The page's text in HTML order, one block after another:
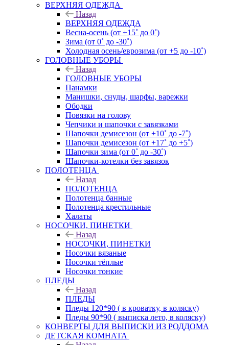
ВЕРХНЯЯ ОДЕЖДА
Назад
ВЕРХНЯЯ ОДЕЖДА
Весна-осень (от +15˚ до 0˚)
Зима (от 0˚ до -30˚)
Холодная осень/еврозима (от +5 до -10˚)
ГОЛОВНЫЕ УБОРЫ
Назад
ГОЛОВНЫЕ УБОРЫ
Панамки
Манишки, снуды, шарфы, варежки
Ободки
Повязки на голову
Чепчики и шапочки с завязками
Шапочки демисезон (от +10˚ до -7˚)
Шапочки демисезон (от +17˚ до +5˚)
Шапочки зима (от 0˚ до -30˚)
Шапочки-котелки без завязок
ПОЛОТЕНЦА
Назад
ПОЛОТЕНЦА
Полотенца банные
Полотенца крестильные
Халаты
НОСОЧКИ, ПИНЕТКИ
Назад
НОСОЧКИ, ПИНЕТКИ
Носочки вязаные
Носочки тёплые
Носочки тонкие
ПЛЕДЫ
Назад
ПЛЕДЫ
Пледы 120*90 ( в кроватку, в коляску)
Пледы 90*90 ( выписка лето, в коляску)
КОНВЕРТЫ ДЛЯ ВЫПИСКИ ИЗ РОДДОМА
ДЕТСКАЯ КОМНАТА